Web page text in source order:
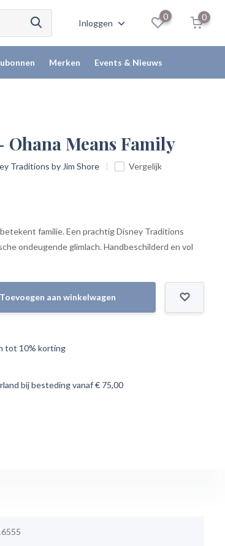
Inloggen
0 0
Merken Events & Nieuws
Means Family
Traditions by Jim Shore Vergelijk
familie. Een prachtig Disney Traditions
ondeugende glimlach. Handbeschilderd en vol
Toevoegen aan winkelwagen
tot 10% korting
bij besteding vanaf € 75,00